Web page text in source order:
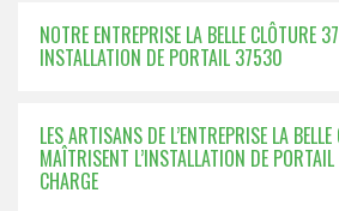
NOTRE ENTREPRISE LA BELLE CLÔTURE
INSTALLATION DE PORTAIL 37530
LES ARTISANS DE L’ENTREPRISE LA
MAÎTRISENT L’INSTALLATION DE
CHARGE